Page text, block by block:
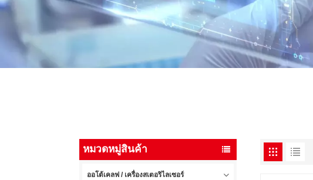
หมวดหมู่สินค้า
ออโต้เคลฟ / เครื่องสเตอริไลเซอร์